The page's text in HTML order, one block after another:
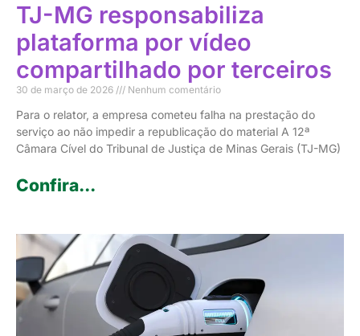
TJ-MG responsabiliza
plataforma por vídeo
compartilhado por terceiros
30 de março de 2026 Nenhum comentário
Para o relator, a empresa cometeu falha na prestação do
serviço ao não impedir a republicação do material A 12ª
Câmara Cível do Tribunal de Justiça de Minas Gerais (TJ-MG)
Confira...